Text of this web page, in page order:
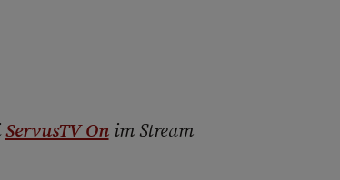
ServusTV Onim Stream